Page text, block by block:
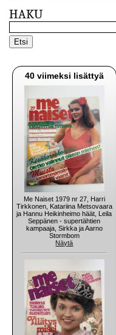
HAKU
40 viimeksi lisättyä
Me Naiset 1979 nr 27, Harri
Tirkkonen, Katariina Metsovaara
ja Hannu Heikinheimo häät, Leila
Seppänen - supertähtien
kampaaja, Sirkka ja Aarno
Stormbom
Näytä